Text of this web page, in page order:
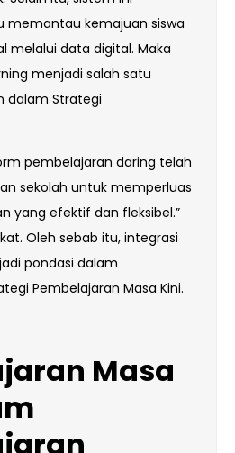
memantau kemajuan siswa
melalui data digital. Maka
menjadi salah satu
dalam Strategi
pembelajaran daring telah
sekolah untuk memperluas
yang efektif dan fleksibel.”
Oleh sebab itu, integrasi
pondasi dalam
Pembelajaran Masa Kini.
Masa